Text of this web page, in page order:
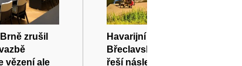
zrušil
vězení ale
Havarijní situace na Dyji na
Břeclavsku: vodohospodáři
řeší následky místo příčin